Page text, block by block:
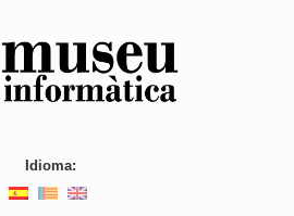
Idioma: